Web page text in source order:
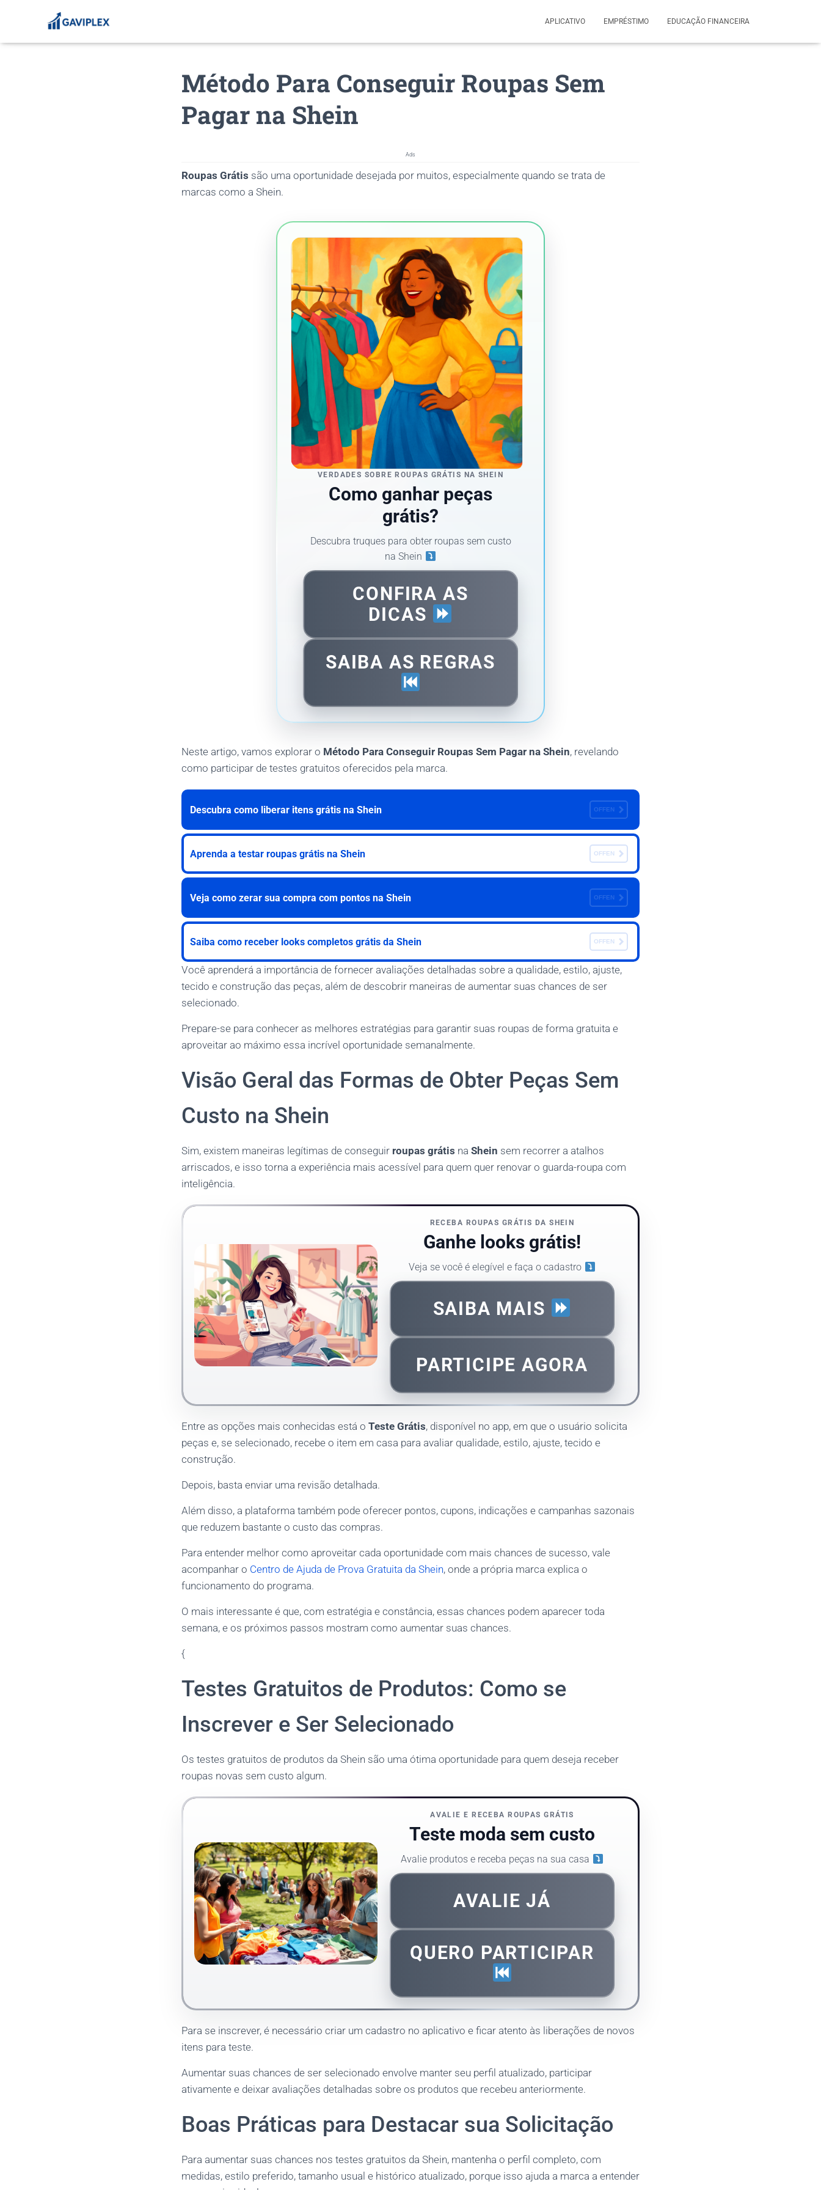
APLICATIVO EMPRÉSTIMO EDUCAÇÃO FINANCEIRA
Método Para Conseguir Roupas Sem
Pagar na Shein
Ads
Roupas Grátis são uma oportunidade desejada por muitos, especialmente quando se trata de
marcas como a Shein.
VERDADES SOBRE ROUPAS GRÁTIS NA SHEIN
Como ganhar peças
grátis?
Descubra truques para obter roupas sem custo
na Shein
CONFIRA AS
DICAS
SAIBA AS REGRAS
Neste artigo, vamos explorar o Método Para Conseguir Roupas Sem Pagar na Shein, revelando
como participar de testes gratuitos oferecidos pela marca.
Descubra como liberar itens grátis na Shein OFFEN
Aprenda a testar roupas grátis na Shein OFFEN
Veja como zerar sua compra com pontos na Shein OFFEN
Saiba como receber looks completos grátis da Shein OFFEN
Você aprenderá a importância de fornecer avaliações detalhadas sobre a qualidade, estilo, ajuste,
tecido e construção das peças, além de descobrir maneiras de aumentar suas chances de ser
selecionado.
Prepare-se para conhecer as melhores estratégias para garantir suas roupas de forma gratuita e
aproveitar ao máximo essa incrível oportunidade semanalmente.
Visão Geral das Formas de Obter Peças Sem
Custo na Shein
Sim, existem maneiras legítimas de conseguir roupas grátis na Shein sem recorrer a atalhos
arriscados, e isso torna a experiência mais acessível para quem quer renovar o guarda-roupa com
inteligência.
RECEBA ROUPAS GRÁTIS DA SHEIN
Ganhe looks grátis!
Veja se você é elegível e faça o cadastro
SAIBA MAIS
PARTICIPE AGORA
Entre as opções mais conhecidas está o Teste Grátis, disponível no app, em que o usuário solicita
peças e, se selecionado, recebe o item em casa para avaliar qualidade, estilo, ajuste, tecido e
construção.
Depois, basta enviar uma revisão detalhada.
Além disso, a plataforma também pode oferecer pontos, cupons, indicações e campanhas sazonais
que reduzem bastante o custo das compras.
Para entender melhor como aproveitar cada oportunidade com mais chances de sucesso, vale
acompanhar o Centro de Ajuda de Prova Gratuita da Shein, onde a própria marca explica o
funcionamento do programa.
O mais interessante é que, com estratégia e constância, essas chances podem aparecer toda
semana, e os próximos passos mostram como aumentar suas chances.
{
Testes Gratuitos de Produtos: Como se
Inscrever e Ser Selecionado
Os testes gratuitos de produtos da Shein são uma ótima oportunidade para quem deseja receber
roupas novas sem custo algum.
AVALIE E RECEBA ROUPAS GRÁTIS
Teste moda sem custo
Avalie produtos e receba peças na sua casa
AVALIE JÁ
QUERO PARTICIPAR
Para se inscrever, é necessário criar um cadastro no aplicativo e ficar atento às liberações de novos
itens para teste.
Aumentar suas chances de ser selecionado envolve manter seu perfil atualizado, participar
ativamente e deixar avaliações detalhadas sobre os produtos que recebeu anteriormente.
Boas Práticas para Destacar sua Solicitação
Para aumentar suas chances nos testes gratuitos da Shein, mantenha o perfil completo, com
medidas, estilo preferido, tamanho usual e histórico atualizado, porque isso ajuda a marca a entender